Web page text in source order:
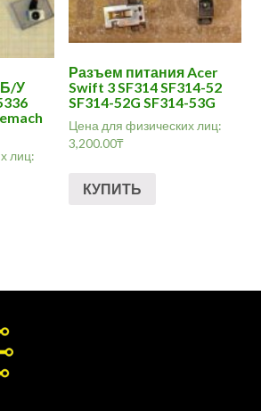
Б/У
лиц:
Разъем питания Acer
Swift 3 SF314 SF314-52
SF314-52G SF314-53G
Цена для физических лиц:
3,200.00₸
КУПИТЬ